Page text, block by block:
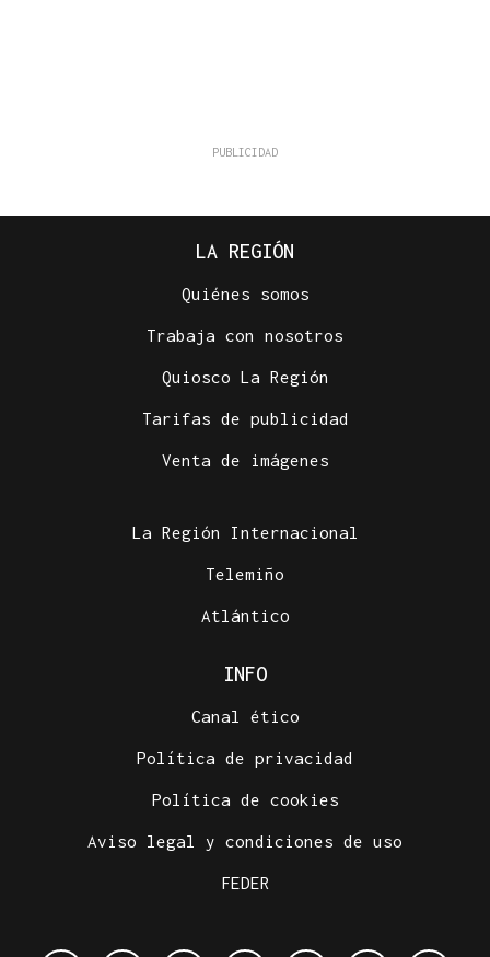
LA REGIÓN
Quiénes somos
Trabaja con nosotros
Quiosco La Región
Tarifas de publicidad
Venta de imágenes
La Región Internacional
Telemiño
Atlántico
INFO
Canal ético
Política de privacidad
Política de cookies
Aviso legal y condiciones de uso
FEDER